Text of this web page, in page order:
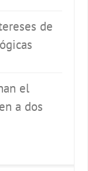
de
el
a dos